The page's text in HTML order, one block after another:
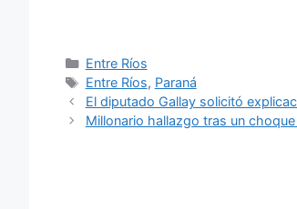
Categorías
Entre Ríos
Etiquetas
Entre Ríos, Paraná
El diputado Gallay solicitó
Millonario hallazgo tras un